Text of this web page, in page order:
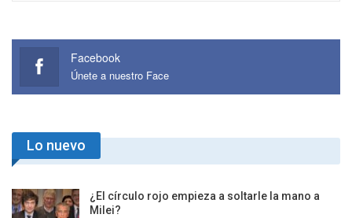
Facebook
Únete a nuestro Face
Lo nuevo
¿El círculo rojo empieza a soltarle la mano a
Milei?